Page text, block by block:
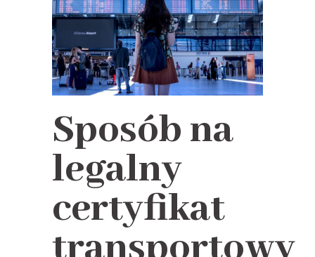
Sposób na
legalny
certyfikat